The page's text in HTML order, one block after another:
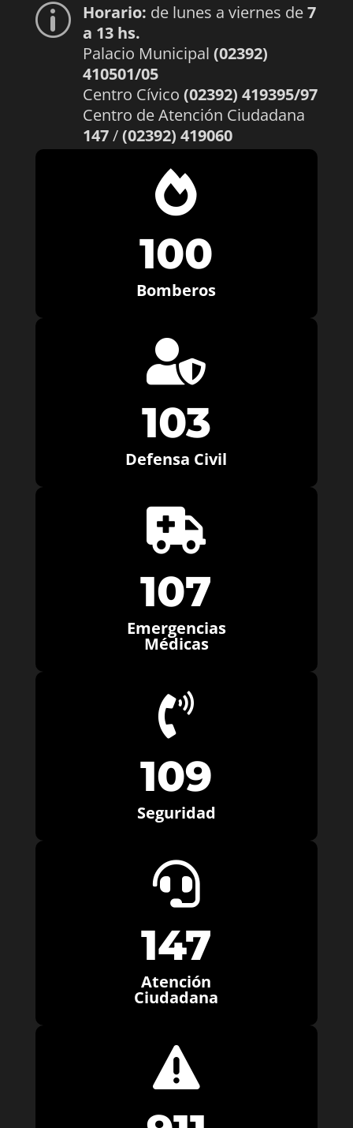
p Horario: de lunes a viernes de7
a 13 hs.
Palacio Municipal (02392)
410501/05
Centro Cívico (02392) 419395/97
Centro de Atención Ciudadana
147/(02392) 419060

100
Bomberos

103
Defensa Civil

107
Emergencias
Médicas

109
Seguridad

147
Atención
Ciudadana
